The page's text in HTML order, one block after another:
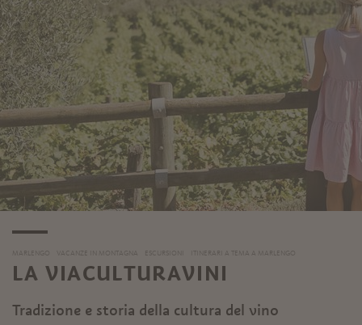
MARLENGO VACANZE IN MONTAGNA ESCURSIONI ITINERARI A TEMA A MARLENGO
LA VIACULTURAVINI
Tradizione e storia della cultura del vino